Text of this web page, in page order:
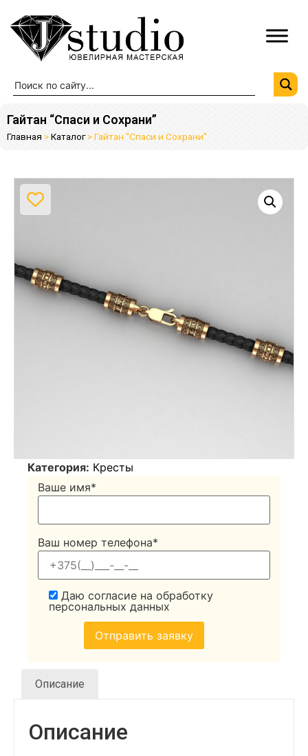
Гайтан “Спаси и Сохрани”
Главная >Каталог>Гайтан "Спаси и Сохрани"
Категория: Кресты
Ваше имя*
Ваш номер телефона*
Даю согласие на обработку
персональных данных
Описание
Описание